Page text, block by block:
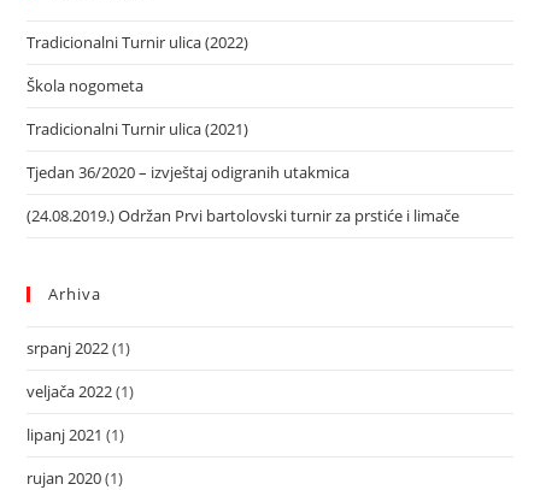
Tradicionalni Turnir ulica (2022)
Škola nogometa
Tradicionalni Turnir ulica (2021)
Tjedan 36/2020 – izvještaj odigranih utakmica
(24.08.2019.) Održan Prvi bartolovski turnir za prstiće i limače
Arhiva
srpanj 2022(1)
veljača 2022(1)
lipanj 2021 (1)
rujan 2020(1)